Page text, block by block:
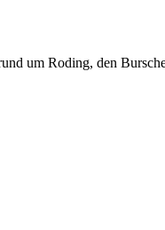
um Roding, den